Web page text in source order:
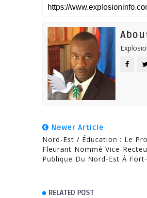
Newer Article
Nord-Est / Éducation : Le
Fleurant Nommé Vice-
Publique Du Nord-Est À
RELATED POST